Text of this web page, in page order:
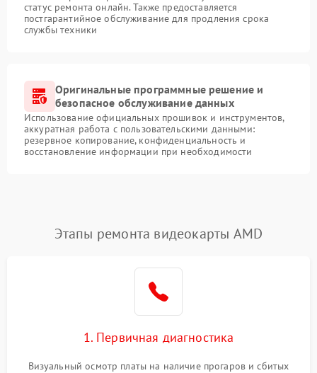
статус ремонта онлайн. Также предоставляется
постгарантийное обслуживание для продления срока
службы техники
Оригинальные программные решение и
безопасное обслуживание данных
Использование официальных прошивок и инструментов,
аккуратная работа с пользовательскими данными:
резервное копирование, конфиденциальность и
восстановление информации при необходимости
Этапы ремонта видеокарты AMD
1. Первичная диагностика
Визуальный осмотр платы на наличие прогаров и сбитых